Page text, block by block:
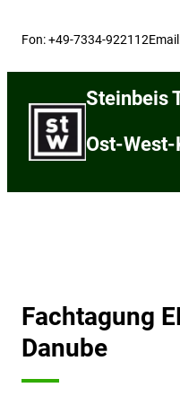
Fon: +49-7334-922112
Steinbeis
Ost-
Fachtagung
Danube